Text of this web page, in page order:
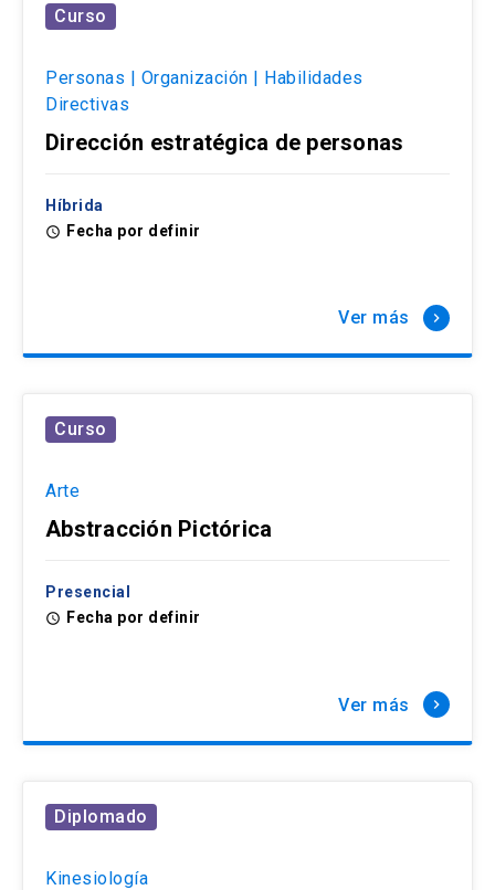
Curso
Personas | Organización | Habilidades
Directivas
Dirección estratégica de personas
Híbrida
access_time Fecha por definir
Ver más keyboard_arrow_right
Curso
Arte
Abstracción Pictórica
Presencial
access_time Fecha por definir
Ver más keyboard_arrow_right
Diplomado
Kinesiología